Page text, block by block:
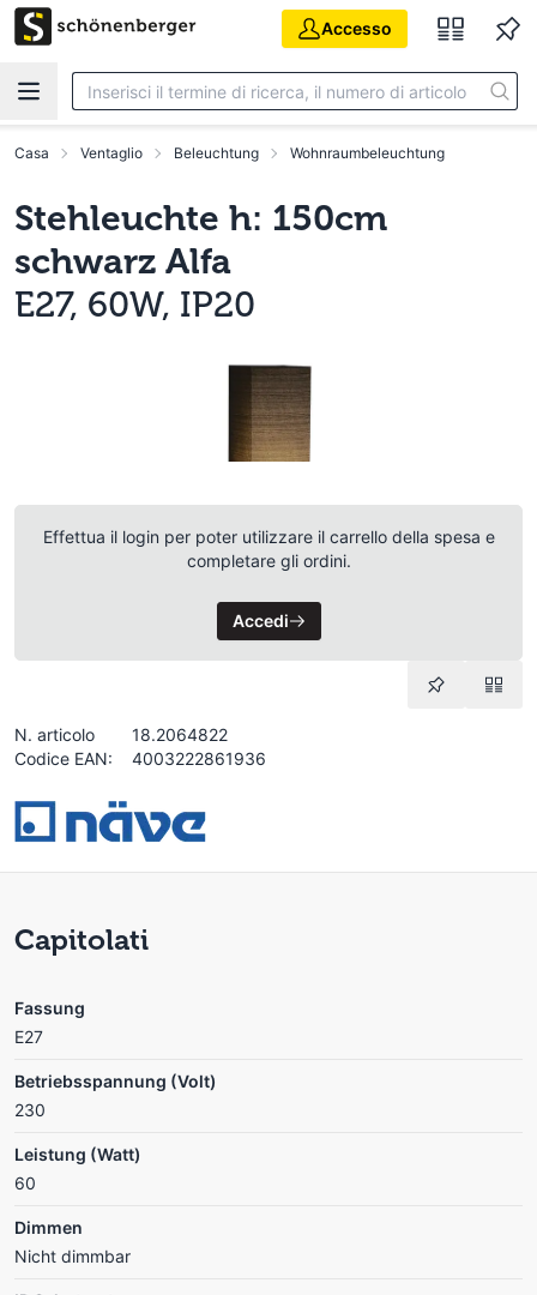
Vai al contenuto principale
Accesso
Casa Ventaglio Beleuchtung Wohnraumbeleuchtung
Stehleuchte h: 150cm
schwarz Alfa
E27, 60W, IP20
Effettua il login per poter utilizzare il carrello della spesa e
completare gli ordini.
Accedi
N. articolo
18.2064822
Codice EAN:
4003222861936
Capitolati
Fassung
E27
Betriebsspannung (Volt)
230
Leistung (Watt)
60
Dimmen
Nicht dimmbar